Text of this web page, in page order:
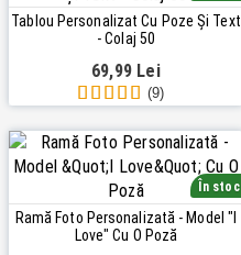
Tablou Personalizat Cu Poze Și Text
- Colaj 50
69,99 Lei
(9)
În stoc
Ramă Foto Personalizată - Model "I
Love" Cu O Poză